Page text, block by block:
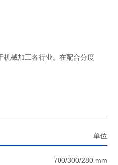
机械加工各行业。在配合分度
单位
700/300/280 mm